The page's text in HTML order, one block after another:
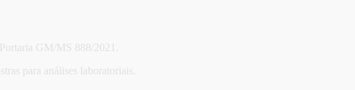
GM/MS 888/2021.
para análises laboratoriais.